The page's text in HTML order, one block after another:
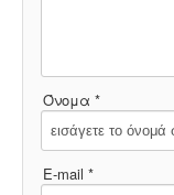
Όνομα *
E-mail *